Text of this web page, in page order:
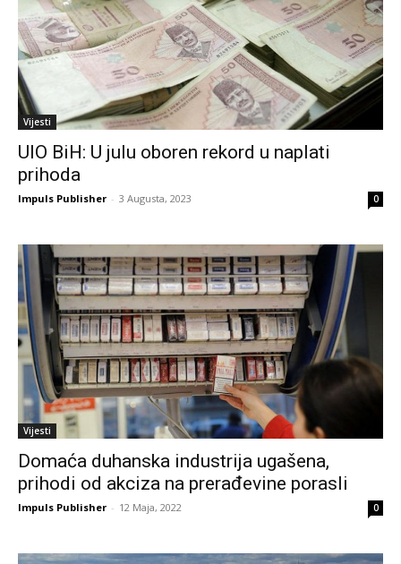
Vijesti
UIO BiH: U julu oboren rekord u naplati
prihoda
Impuls Publisher - 3 Augusta, 2023 0
Vijesti
Domaća duhanska industrija ugašena,
prihodi od akciza na prerađevine porasli
Impuls Publisher - 12 Maja, 2022 0